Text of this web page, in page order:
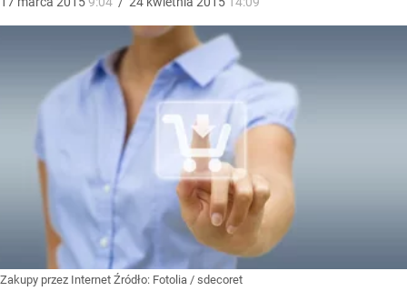
Zakupy przez Internet Źródło: Fotolia / sdecoret